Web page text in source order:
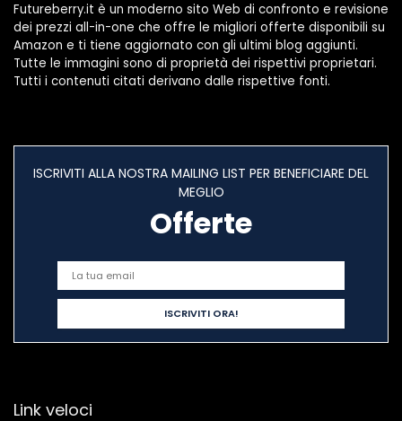
Futureberry.it è un moderno sito Web di confronto e revisione
dei prezzi all-in-one che offre le migliori offerte disponibili su
Amazon e ti tiene aggiornato con gli ultimi blog aggiunti.
Tutte le immagini sono di proprietà dei rispettivi proprietari.
Tutti i contenuti citati derivano dalle rispettive fonti.
ISCRIVITI ALLA NOSTRA MAILING LIST PER BENEFICIARE DEL
MEGLIO
Offerte
Link veloci